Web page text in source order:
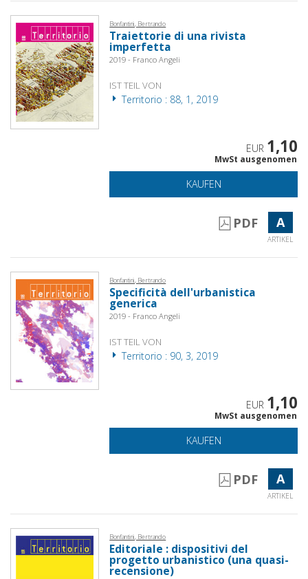
Bonfantini, Bertrando
Traiettorie di una rivista
imperfetta
2019 - Franco Angeli
IST TEIL VON
Territorio : 88, 1, 2019
EUR 1,10
MwSt ausgenomen
KAUFEN
PDF A
ARTIKEL
Bonfantini, Bertrando
Specificità dell'urbanistica
generica
2019 - Franco Angeli
IST TEIL VON
Territorio : 90, 3, 2019
EUR 1,10
MwSt ausgenomen
KAUFEN
PDF A
ARTIKEL
Bonfantini, Bertrando
Editoriale : dispositivi del
progetto urbanistico (una quasi-
recensione)